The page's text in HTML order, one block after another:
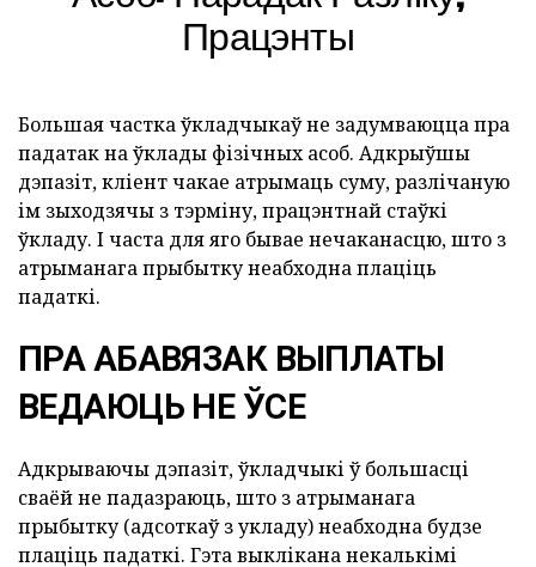
Працэнты
Большая частка ўкладчыкаў не задумваюцца пра
падатак на ўклады фізічных асоб. Адкрыўшы
дэпазіт, кліент чакае атрымаць суму, разлічаную
ім зыходзячы з тэрміну, працэнтнай стаўкі
ўкладу. І часта для яго бывае нечаканасцю, што з
атрыманага прыбытку неабходна плаціць
падаткі.
ПРА АБАВЯЗАК ВЫПЛАТЫ
ВЕДАЮЦЬ НЕ ЎСЕ
Адкрываючы дэпазіт, ўкладчыкі ў большасці
сваёй не падазраюць, што з атрыманага
прыбытку (адсоткаў з укладу) неабходна будзе
плаціць падаткі. Гэта выклікана некалькімі